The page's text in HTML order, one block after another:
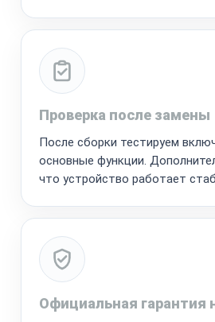
Проверка после замены
После сборки тестируем
основные функции.
что устройство работает
Официальная гарантия